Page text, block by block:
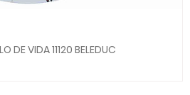
DE VIDA 11120 BELEDUC